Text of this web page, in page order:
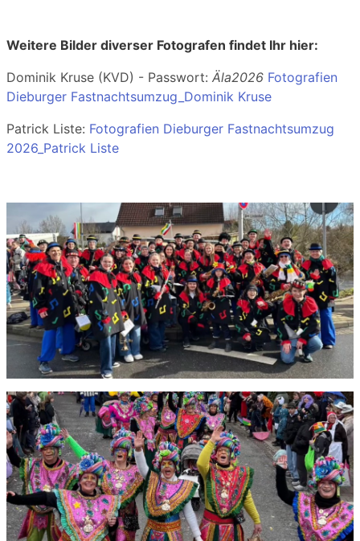
Weitere Bilder diverser Fotografen findet Ihr hier:
Dominik Kruse (KVD) - Passwort: Äla2026 Fotografien
Dieburger Fastnachtsumzug_Dominik Kruse
Patrick Liste: Fotografien Dieburger Fastnachtsumzug
2026_Patrick Liste